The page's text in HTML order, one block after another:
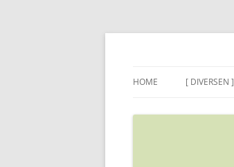
Ga
HOME [ DIVERSEN ]